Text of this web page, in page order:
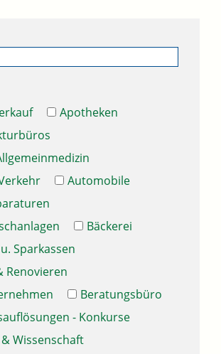
Apotheken
Automobile
Bäckerei
Sparkassen
Renovieren
Beratungsbüro
- Konkurse
Wissenschaft